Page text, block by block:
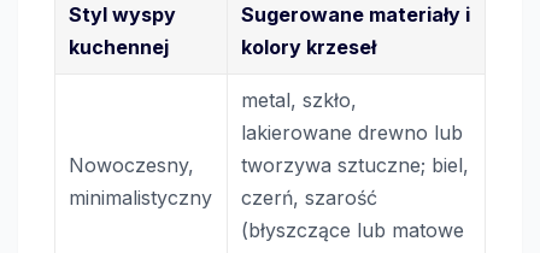
Styl wyspy
kuchennej
Sugerowane materiały i
kolory krzeseł
Nowoczesny,
minimalistyczny
metal, szkło,
lakierowane drewno lub
tworzywa sztuczne; biel,
czerń, szarość
(błyszczące lub matowe